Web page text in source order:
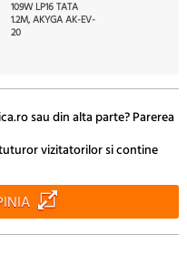
109W LP16 TATA
1.2M, AKYGA AK-EV-
20
sau din alta parte? Parerea
vizitatorilor si contine